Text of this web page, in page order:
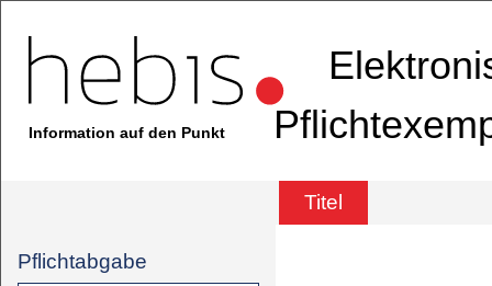
Information auf den Punkt
Titel
Pflichtabgabe